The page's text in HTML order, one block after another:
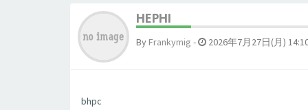
HEPHI
By Frankymig - 2026年7月27日(月)
bhpc